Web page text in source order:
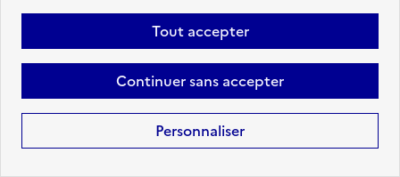
Tout accepter
Continuer sans accepter
Personnaliser
Localisation :
Bas Rhin(67)
Fonction publique :
Fonction publique de l'État
Employeur :
Direction zonale de sécurité intérieure - EST
En ligne depuis le 03 août 2026
Ajouter aux favoris: Secrétaire au sein d'une